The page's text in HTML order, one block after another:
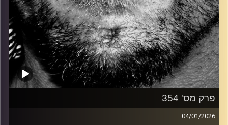
פרק מס' 354
04/01/2026